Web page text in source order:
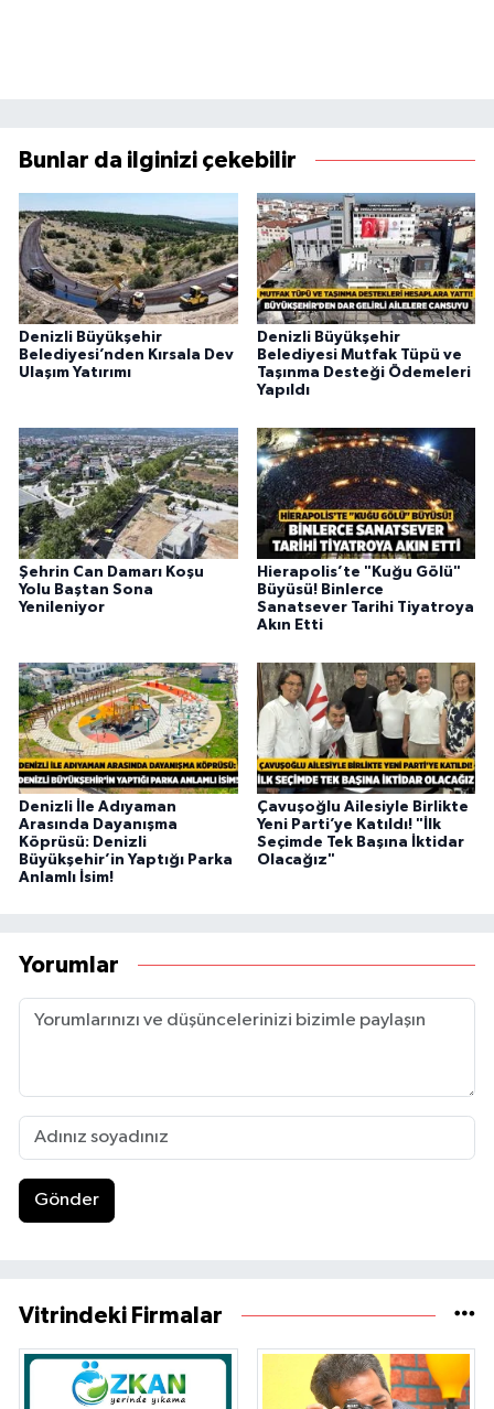
Bunlar da ilginizi çekebilir
Denizli Büyükşehir
Belediyesi’nden Kırsala Dev
Ulaşım Yatırımı
Denizli Büyükşehir
Belediyesi Mutfak Tüpü ve
Taşınma Desteği Ödemeleri
Yapıldı
Şehrin Can Damarı Koşu
Yolu Baştan Sona
Yenileniyor
Hierapolis’te "Kuğu Gölü"
Büyüsü! Binlerce
Sanatsever Tarihi Tiyatroya
Akın Etti
Denizli İle Adıyaman
Arasında Dayanışma
Köprüsü: Denizli
Büyükşehir’in Yaptığı Parka
Anlamlı İsim!
Çavuşoğlu Ailesiyle Birlikte
Yeni Parti’ye Katıldı! "İlk
Seçimde Tek Başına İktidar
Olacağız"
Yorumlar
Gönder
Vitrindeki Firmalar